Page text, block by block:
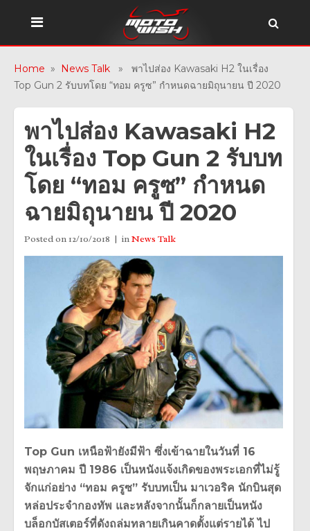
Home » News Talk » พาไปส่อง Kawasaki H2 ในเรื่อง
Top Gun 2 รับบทโดย “ทอม ครูซ” กำหนดฉายมิถุนายน ปี 2020
พาไปส่อง Kawasaki H2
ในเรื่อง Top Gun 2 รับบท
โดย “ทอม ครูซ” กำหนด
ฉายมิถุนายน ปี 2020
Posted on12/10/2018 inNews Talk
Top Gun เหนือฟ้ายังมีฟ้า ซึ่งเข้าฉายในวันที่ 16
พฤษภาคม ปี 1986 เป็นหนังแจ้งเกิดของพระเอกที่ไม่รู้
จักแก่อย่าง “ทอม ครูซ” รับบทเป็น มาเวอริค นักบินสุด
หล่อประจำกองทัพ และหลังจากนั้นก็กลายเป็นหนัง
บล็อกบัสเตอร์ที่ดังถล่มทลายเกินคาดตั้งแต่รายได้ ไป